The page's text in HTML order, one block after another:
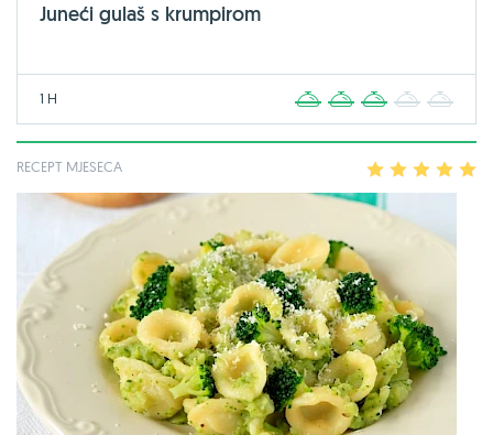
Juneći gulaš s krumpirom
1 H 2 3 4
RECEPT MJESECA 2 3 4